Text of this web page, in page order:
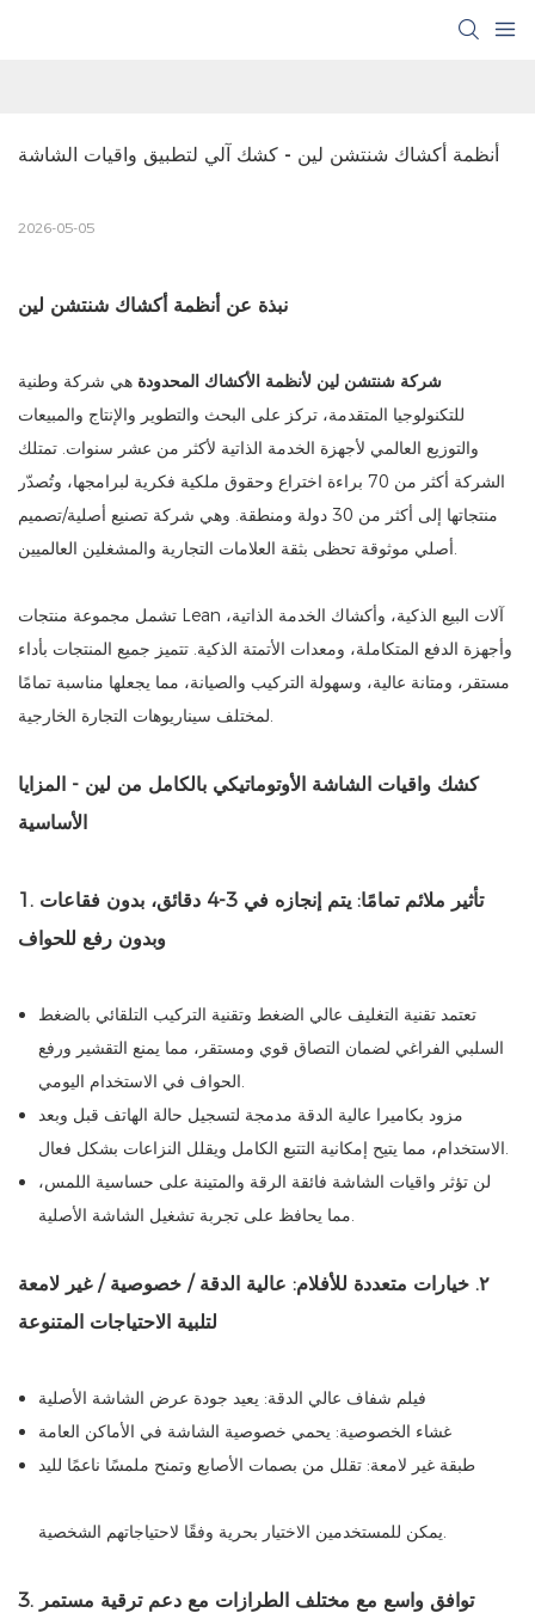
أنظمة أكشاك شنتشن لين - كشك آلي لتطبيق واقيات الشاشة
2026-05-05
نبذة عن أنظمة أكشاك شنتشن لين
شركة شنتشن لين لأنظمة الأكشاك المحدودة هي شركة وطنية
للتكنولوجيا المتقدمة، تركز على البحث والتطوير والإنتاج والمبيعات
والتوزيع العالمي لأجهزة الخدمة الذاتية لأكثر من عشر سنوات. تمتلك
الشركة أكثر من 70 براءة اختراع وحقوق ملكية فكرية لبرامجها، وتُصدّر
منتجاتها إلى أكثر من 30 دولة ومنطقة. وهي شركة تصنيع أصلية/تصميم
أصلي موثوقة تحظى بثقة العلامات التجارية والمشغلين العالميين.
تشمل مجموعة منتجات Lean آلات البيع الذكية، وأكشاك الخدمة الذاتية،
وأجهزة الدفع المتكاملة، ومعدات الأتمتة الذكية. تتميز جميع المنتجات بأداء
مستقر، ومتانة عالية، وسهولة التركيب والصيانة، مما يجعلها مناسبة تمامًا
لمختلف سيناريوهات التجارة الخارجية.
كشك واقيات الشاشة الأوتوماتيكي بالكامل من لين - المزايا
الأساسية
1. تأثير ملائم تمامًا: يتم إنجازه في 3-4 دقائق، بدون فقاعات
وبدون رفع للحواف
تعتمد تقنية التغليف عالي الضغط وتقنية التركيب التلقائي بالضغط
السلبي الفراغي لضمان التصاق قوي ومستقر، مما يمنع التقشير ورفع
الحواف في الاستخدام اليومي.
مزود بكاميرا عالية الدقة مدمجة لتسجيل حالة الهاتف قبل وبعد
الاستخدام، مما يتيح إمكانية التتبع الكامل ويقلل النزاعات بشكل فعال.
لن تؤثر واقيات الشاشة فائقة الرقة والمتينة على حساسية اللمس،
مما يحافظ على تجربة تشغيل الشاشة الأصلية.
٢. خيارات متعددة للأفلام: عالية الدقة / خصوصية / غير لامعة
لتلبية الاحتياجات المتنوعة
فيلم شفاف عالي الدقة: يعيد جودة عرض الشاشة الأصلية
غشاء الخصوصية: يحمي خصوصية الشاشة في الأماكن العامة
طبقة غير لامعة: تقلل من بصمات الأصابع وتمنح ملمسًا ناعمًا لليد
يمكن للمستخدمين الاختيار بحرية وفقًا لاحتياجاتهم الشخصية.
3. توافق واسع مع مختلف الطرازات مع دعم ترقية مستمر